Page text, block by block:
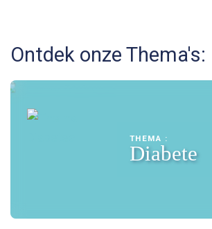
Ontdek onze Thema's:
THEMA :
Diabete